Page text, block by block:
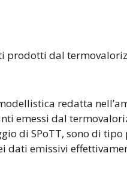
prodotti dal
redatta
emessi dal
di SPoTT, sono di
dati emissivi